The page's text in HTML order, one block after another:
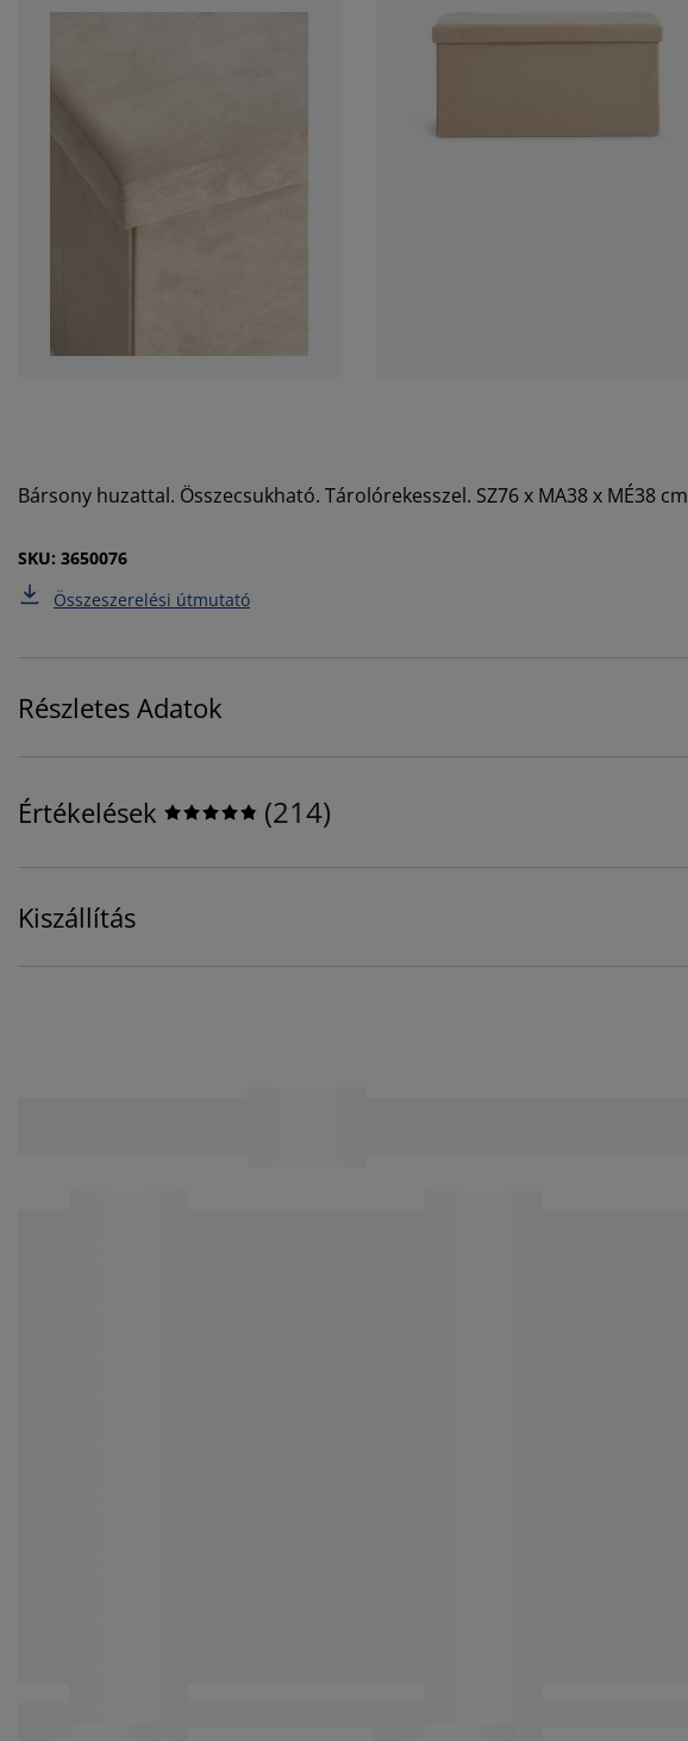
Bársony huzattal. Összecsukható. Tárolórekesszel. SZ76 x MA38 x MÉ38 cm
SKU: 3650076
Összeszerelési útmutató
Részletes Adatok
Értékelések (214)
Kiszállítás